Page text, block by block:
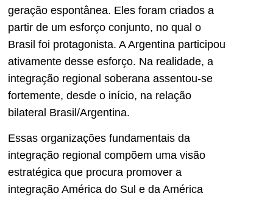
geração espontânea. Eles foram criados a
partir de um esforço conjunto, no qual o
Brasil foi protagonista. A Argentina participou
ativamente desse esforço. Na realidade, a
integração regional soberana assentou-se
fortemente, desde o início, na relação
bilateral Brasil/Argentina.
Essas organizações fundamentais da
integração regional compõem uma visão
estratégica que procura promover a
integração América do Sul e da América